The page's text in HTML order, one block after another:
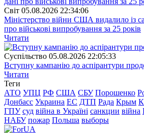
Свiт 05.08.2026 22:34:06
Міністерство війни США видалило із
про військові випробування за 25 років
Читати
Суспiльство 05.08.2026 22:05:33
Вступну кампанію до аспірантури
Читати
Теги
АТО УПЦ РФ США СБУ Порошенко
Донбасс Украина ЕС ДТП Рада Крым
ГПУ суд війна в Україні санкции війна
НАБУ пожар Польша выборы